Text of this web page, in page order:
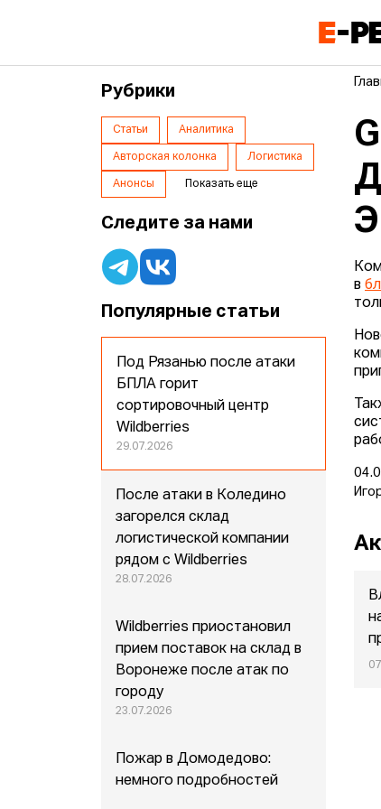
в
Рубрики
Статьи Аналитика
Авторская колонка Логистика
Анонсы Показать еще
Следите за нами
Популярные статьи
Под Рязанью после атаки
БПЛА горит
сортировочный центр
Wildberries
29.07.2026
После атаки в Коледино
загорелся склад
логистической компании
рядом с Wildberries
28.07.2026
Wildberries приостановил
прием поставок на склад в
Воронеже после атак по
городу
23.07.2026
Пожар в Домодедово:
немного подробностей